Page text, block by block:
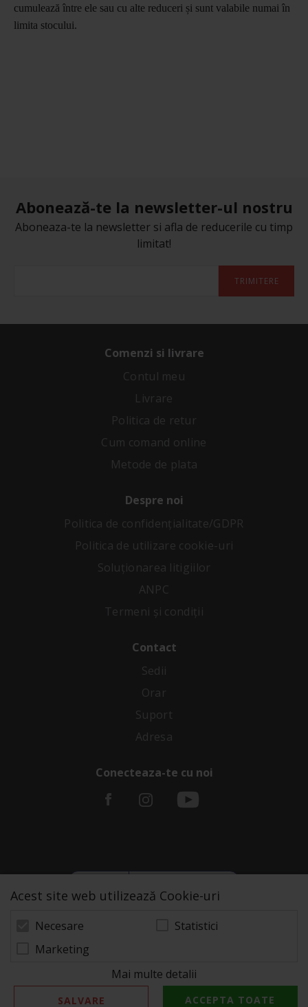
cumulează între ele sau cu alte reduceri și sunt valabile numai în
limita stocului.
Abonează-te la newsletter-ul nostru
Aboneaza-te la newsletter si afla de reducerile cu timp
limitat!
TRIMITERE
© 2026 Zeus Service case de marcat fiscale. Powered
Comenzi si livrare
Contul meu
Livrare
Politica de retur
Cum comand online
Metode de plata
Despre noi
Politica de confidenţialitate/GDPR
Politica de utilizare cookie-uri
Soluționarea litigiilor
ANPC
Termeni și condiții
Contact
Sedii
Orar
Suport
Adresa
Conecteaza-te cu noi
Acest site web utilizează Cookie-uri
Necesare
Statistici
Marketing
Mai multe detalii
SALVARE ACCEPTA TOATE